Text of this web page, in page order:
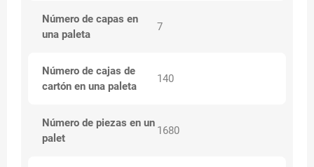
Número de capas en
una paleta
7
Número de cajas de
cartón en una paleta
140
Número de piezas en un
palet
1680